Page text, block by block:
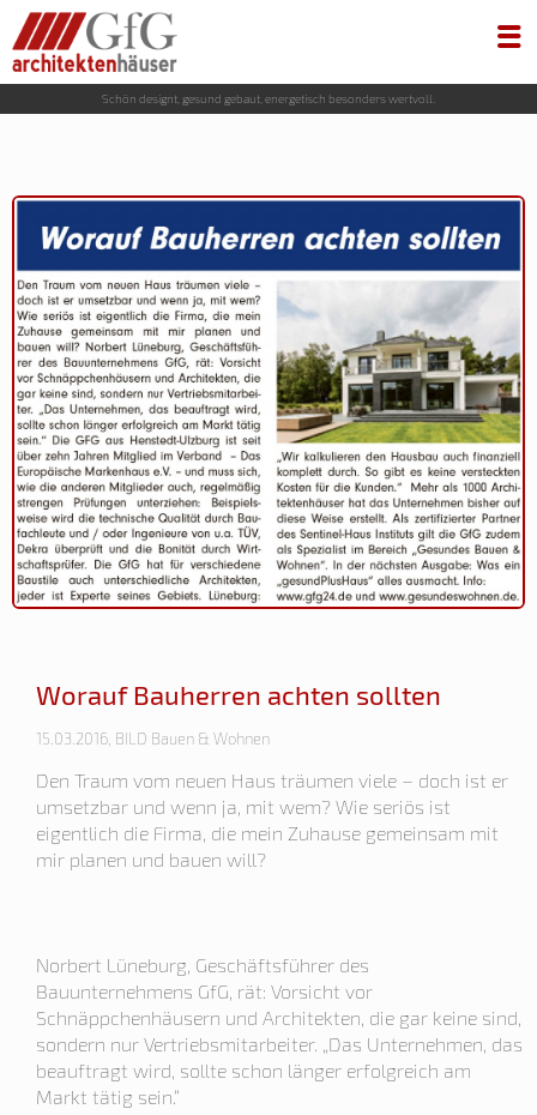
Schön designt, gesund gebaut, energetisch besonders wertvoll.
Worauf Bauherren achten sollten
15.03.2016, BILD Bauen & Wohnen
Den Traum vom neuen Haus träumen viele – doch ist er
umsetzbar und wenn ja, mit wem? Wie seriös ist
eigentlich die Firma, die mein Zuhause gemeinsam mit
mir planen und bauen will?
Norbert Lüneburg, Geschäftsführer des
Bauunternehmens GfG, rät: Vorsicht vor
Schnäppchenhäusern und Architekten, die gar keine sind,
sondern nur Vertriebsmitarbeiter. „Das Unternehmen, das
beauftragt wird, sollte schon länger erfolgreich am
Markt tätig sein.“